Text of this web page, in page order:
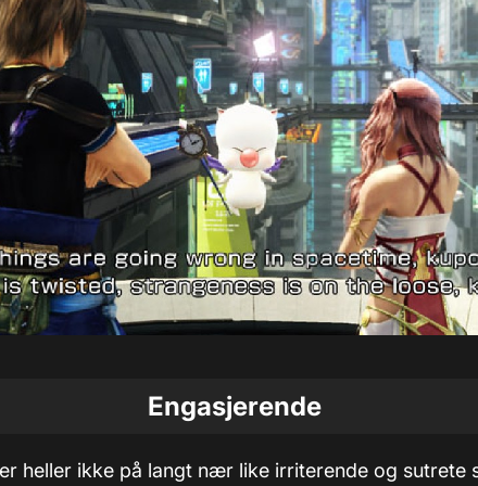
Engasjerende
heller ikke på langt nær like irriterende og sutrete